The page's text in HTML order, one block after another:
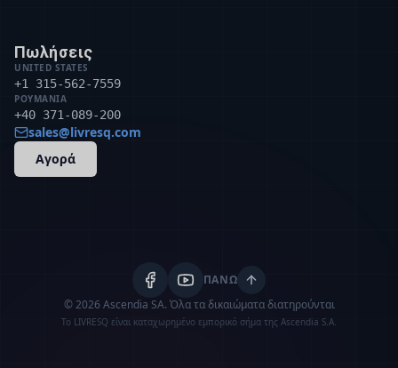
Πωλήσεις
UNITED STATES
+1 315-562-7559
ΡΟΥΜΑΝΊΑ
+40 371-089-200
sales@livresq.com
Αγορά
ΠΆΝΩ
© 2026 Ascendia SA. Όλα τα δικαιώματα διατηρούνται
Το LIVRESQ είναι καταχωρημένο εμπορικό σήμα της Ascendia S.A.